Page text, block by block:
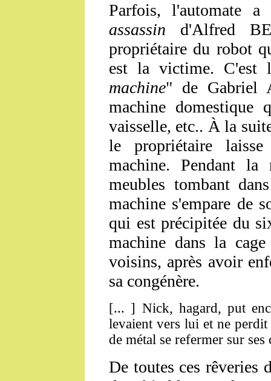
Parfois, l'automate
assassin d'Alfred
propriétaire du robot
est la victime. C'est
machine" de Gabriel
machine
vaisselle, etc.. À la
le propriétaire
machine. Pendant
meubles tombant
machine s'empare de
qui est précipitée du
machine dans la
voisins, après avoir
sa congénère.
[... ] Nick, hagard, put
levaient vers lui et ne perdit
de métal se refermer sur
De toutes ces rêveries